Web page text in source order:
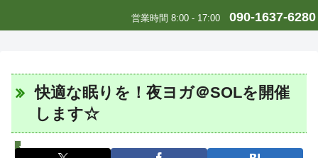
営業時間 8:00 - 17:00 090-1637-6280
快適な眠りを！夜ヨガ＠SOLを開催
します☆
J-WETインド支部～ヨガのこころ～